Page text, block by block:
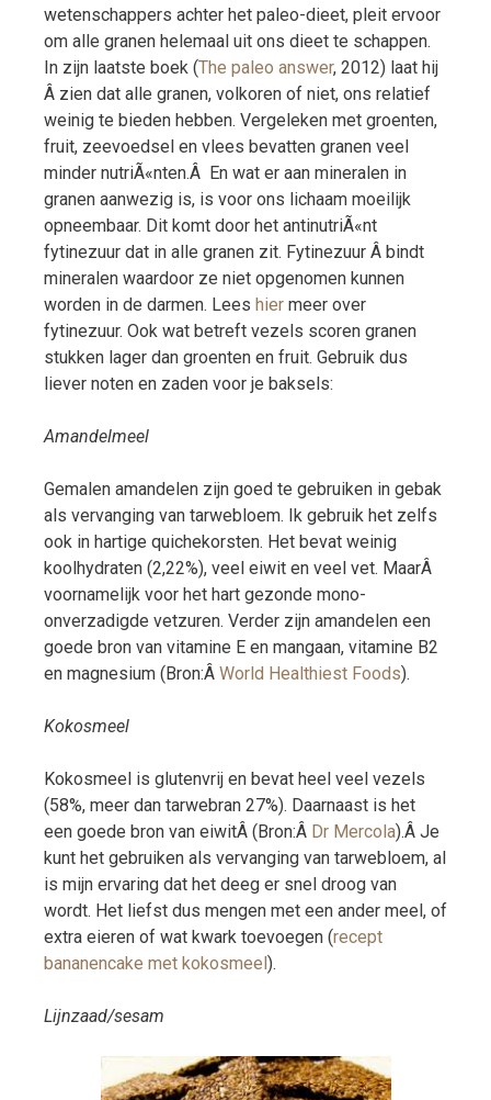
wetenschappers achter het paleo-dieet, pleit ervoor
om alle granen helemaal uit ons dieet te schappen.
In zijn laatste boek (The paleo answer, 2012) laat hij
Â zien dat alle granen, volkoren of niet, ons relatief
weinig te bieden hebben. Vergeleken met groenten,
fruit, zeevoedsel en vlees bevatten granen veel
minder nutriÃ«nten.Â En wat er aan mineralen in
granen aanwezig is, is voor ons lichaam moeilijk
opneembaar. Dit komt door het antinutriÃ«nt
fytinezuur dat in alle granen zit. Fytinezuur Â bindt
mineralen waardoor ze niet opgenomen kunnen
worden in de darmen. Lees hier meer over
fytinezuur. Ook wat betreft vezels scoren granen
stukken lager dan groenten en fruit. Gebruik dus
liever noten en zaden voor je baksels:
Amandelmeel
Gemalen amandelen zijn goed te gebruiken in gebak
als vervanging van tarwebloem. Ik gebruik het zelfs
ook in hartige quichekorsten. Het bevat weinig
koolhydraten (2,22%), veel eiwit en veel vet. MaarÂ
voornamelijk voor het hart gezonde mono-
onverzadigde vetzuren. Verder zijn amandelen een
goede bron van vitamine E en mangaan, vitamine B2
en magnesium (Bron:Â World Healthiest Foods).
Kokosmeel
Kokosmeel is glutenvrij en bevat heel veel vezels
(58%, meer dan tarwebran 27%). Daarnaast is het
een goede bron van eiwitÂ (Bron:Â Dr Mercola).Â Je
kunt het gebruiken als vervanging van tarwebloem, al
is mijn ervaring dat het deeg er snel droog van
wordt. Het liefst dus mengen met een ander meel, of
extra eieren of wat kwark toevoegen (recept
bananencake met kokosmeel).
Lijnzaad/sesam